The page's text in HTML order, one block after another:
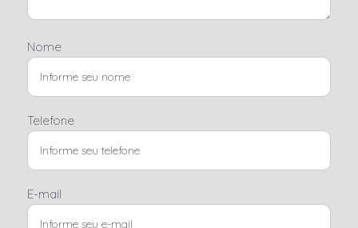
Nome
Telefone
E-mail